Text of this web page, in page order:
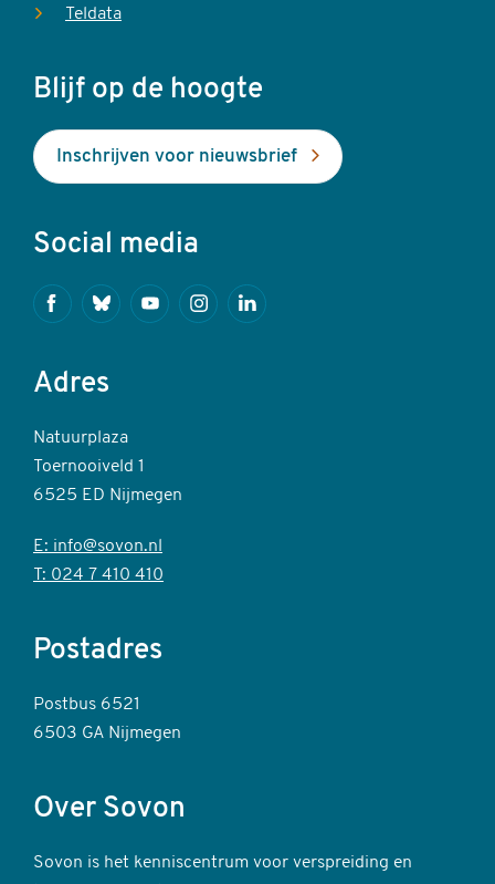
Teldata
Blijf op de hoogte
Inschrijven voor nieuwsbrief
Social media
FacebookBlueskyYoutubeInstagramLinkedin
Adres
Natuurplaza
Toernooiveld 1
6525 ED Nijmegen
E: info@sovon.nl
T: 024 7 410 410
Postadres
Postbus 6521
6503 GA Nijmegen
Over Sovon
Sovon is het kenniscentrum voor verspreiding en